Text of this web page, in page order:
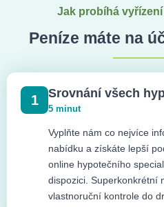
Jak probíhá
Peníze máte na
1 Srovnání všech
5 minut
Vyplňte nám co nejvíce
nabídku a získáte lepší
online hypotečního
dispozici. Superkonkrétní
vlastnoruční kontrole do